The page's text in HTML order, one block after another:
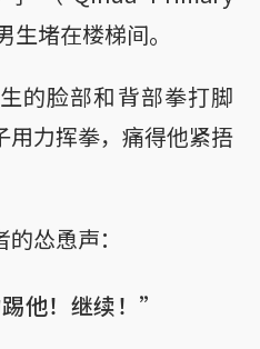
堵在楼梯间。
的脸部和背部拳打脚
用力挥拳，痛得他紧捂
怂恿声：
他！继续！”